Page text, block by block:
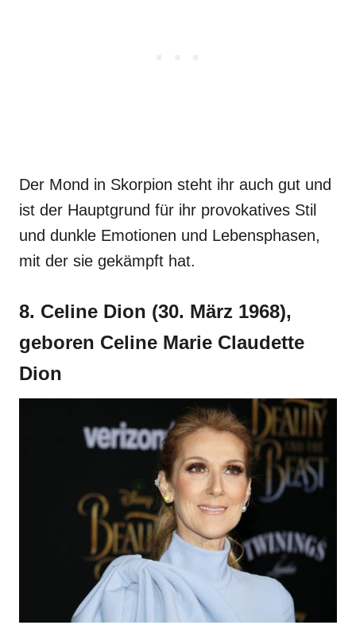
Der Mond in Skorpion steht ihr auch gut und
ist der Hauptgrund für ihr provokatives Stil
und dunkle Emotionen und Lebensphasen,
mit der sie gekämpft hat.
8. Celine Dion (30. März 1968),
geboren Celine Marie Claudette
Dion